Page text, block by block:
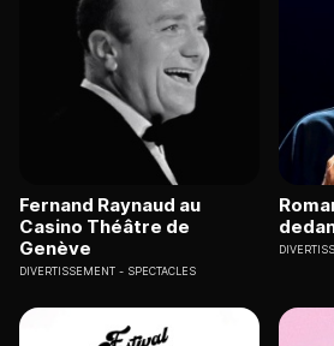
Fernand Raynaud au
Casino Théâtre de
Genève
DIVERTISSEMENT SPECTACLES